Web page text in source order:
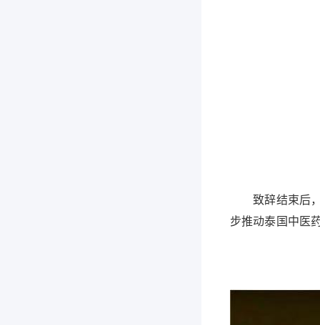
致辞结束后，
步推动泰国中医